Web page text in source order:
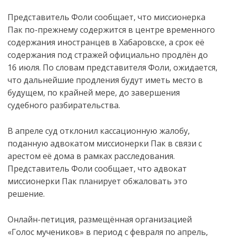
Представитель Фоли сообщает, что миссионерка
Пак по-прежнему содержится в центре временного
содержания иностранцев в Хабаровске, а срок её
содержания под стражей официально продлён до
16 июля. По словам представителя Фоли, ожидается,
что дальнейшие продления будут иметь место в
будущем, по крайней мере, до завершения
судебного разбирательства.
В апреле суд отклонил кассационную жалобу,
поданную адвокатом миссионерки Пак в связи с
арестом её дома в рамках расследования.
Представитель Фоли сообщает, что адвокат
миссионерки Пак планирует обжаловать это
решение.
Онлайн-петиция, размещённая организацией
«Голос мучеников» в период с февраля по апрель,